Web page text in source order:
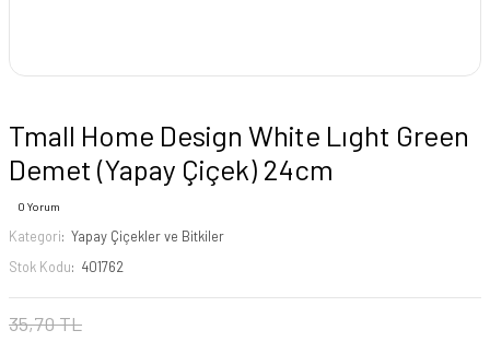
Tmall Home Design White Lıght Green
Demet (Yapay Çiçek) 24cm
0 Yorum
Kategori
Yapay Çiçekler ve Bitkiler
Stok Kodu
401762
35,70 TL